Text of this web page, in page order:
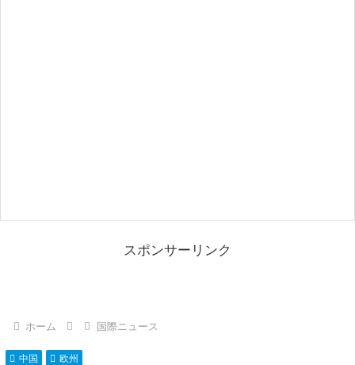
スポンサーリンク
ホーム 国際ニュース
中国 欧州